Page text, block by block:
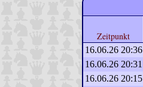
Zeitpunkt
16.06.26 20:36
16.06.26 20:31
16.06.26 20:15